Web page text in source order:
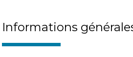
Informations